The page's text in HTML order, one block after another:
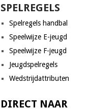
SPELREGELS
Spelregels handbal
Speelwijze E-jeugd
Speelwijze F-jeugd
Jeugdspelregels
Wedstrijdattributen
DIRECT NAAR